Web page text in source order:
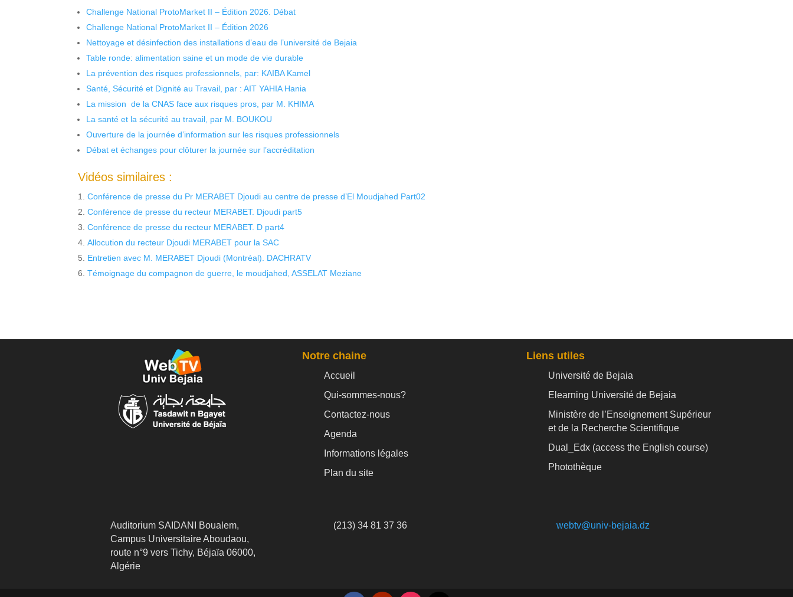
Challenge National ProtoMarket II – Édition 2026. Débat
Challenge National ProtoMarket II – Édition 2026
Nettoyage et désinfection des installations d’eau de l’université de Bejaia
Table ronde: alimentation saine et un mode de vie durable
La prévention des risques professionnels, par: KAIBA Kamel
Santé, Sécurité et Dignité au Travail, par : AIT YAHIA Hania
La mission de la CNAS face aux risques pros, par M. KHIMA
La santé et la sécurité au travail, par M. BOUKOU
Ouverture de la journée d’information sur les risques professionnels
Débat et échanges pour clôturer la journée sur l’accréditation
Vidéos similaires :
Conférence de presse du Pr MERABET Djoudi au centre de presse d’El Moudjahed Part02
Conférence de presse du recteur MERABET. Djoudi part5
Conférence de presse du recteur MERABET. D part4
Allocution du recteur Djoudi MERABET pour la SAC
Entretien avec M. MERABET Djoudi (Montréal). DACHRATV
Témoignage du compagnon de guerre, le moudjahed, ASSELAT Meziane
Notre chaine
Accueil
Qui-sommes-nous?
Contactez-nous
Agenda
Informations légales
Plan du site
Liens utiles
Université de Bejaia
Elearning Université de Bejaia
Ministère de l’Enseignement Supérieur
et de la Recherche Scientifique
Dual_Edx (access the English course)
Photothèque
Auditorium SAIDANI Boualem,
Campus Universitaire Aboudaou,
route n°9 vers Tichy, Béjaïa 06000,
Algérie
(213) 34 81 37 36 webtv@univ-bejaia.dz